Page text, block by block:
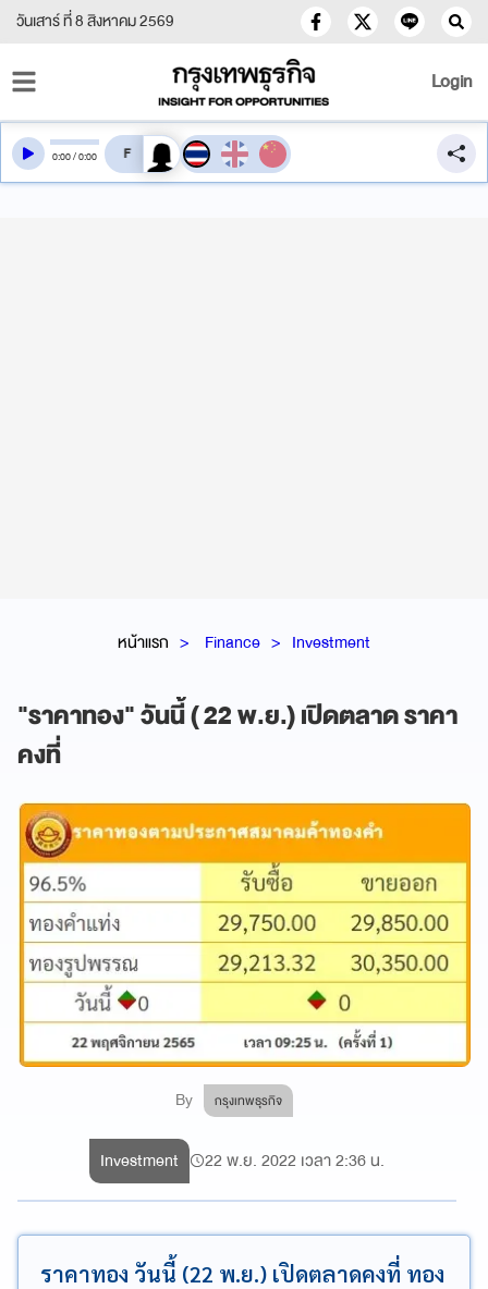
วันเสาร์ ที่ 8 สิงหาคม 2569
Login
หน้าแรก Finance Investment
"ราคาทอง" วันนี้ ( 22 พ.ย.) เปิดตลาด ราคา
คงที่
By กรุงเทพธุรกิจ
0:00/0:00 สลับเสียงอ่าน
Investment 22 พ.ย. 2022 เวลา 2:36 น.
ราคาทอง วันนี้ (22 พ.ย.) เปิดตลาดคงที่ ทอง